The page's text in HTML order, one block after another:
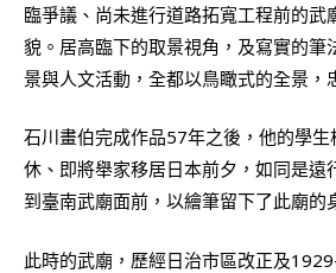
臨爭議、尚未進行道路拓寬工程前的武
貌。居高臨下的取景視角，及寫實的筆
景與人文活動，全都以鳥瞰式的全景，
石川畫伯完成作品57年之後，他的學
休、即將舉家移居日本前夕，如同是遠
到臺南武廟面前，以繪筆留下了此廟的
此時的武廟，歷經日治市區改正及